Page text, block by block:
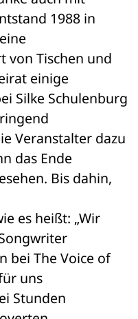
1988 in
von Tischen und
einige
Silke Schulenburg
Veranstalter dazu
das Ende
Bis dahin,
es heißt: „Wir
bei The Voice of
uns
Stunden